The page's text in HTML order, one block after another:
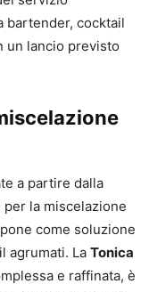
bartender, cocktail
un lancio previsto
a partire dalla
la miscelazione
come soluzione
agrumati. La Tonica
e raffinata, è